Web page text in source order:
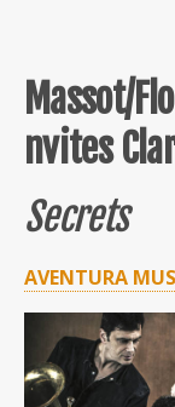
Massot/
nvites
Secrets
AVENTURA